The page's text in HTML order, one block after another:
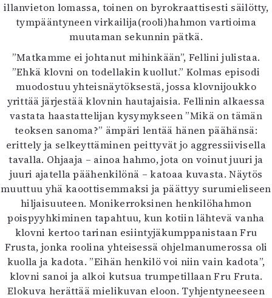
illanvieton lomassa, toinen on byrokraattisesti säilötty,
tympääntyneen virkailija(rooli)hahmon vartioima
muutaman sekunnin pätkä.
”Matkamme ei johtanut mihinkään”, Fellini julistaa.
”Ehkä klovni on todellakin kuollut.” Kolmas episodi
muodostuu yhteisnäytöksestä, jossa klovnijoukko
yrittää järjestää klovnin hautajaisia. Fellinin alkaessa
vastata haastattelijan kysymykseen ”Mikä on tämän
teoksen sanoma?” ämpäri lentää hänen päähänsä:
erittely ja selkeyttäminen peittyvät jo aggressiivisella
tavalla. Ohjaaja – ainoa hahmo, jota on voinut juuri ja
juuri ajatella päähenkilönä – katoaa kuvasta. Näytös
muuttuu yhä kaoottisemmaksi ja päättyy surumieliseen
hiljaisuuteen. Monikerroksinen henkilöhahmon
poispyyhkiminen tapahtuu, kun kotiin lähtevä vanha
klovni kertoo tarinan esiintyjäkumppanistaan Fru
Frusta, jonka roolina yhteisessä ohjelmanumerossa oli
kuolla ja kadota. ”Eihän henkilö voi niin vain kadota”,
klovni sanoi ja alkoi kutsua trumpetillaan Fru Fruta.
Elokuva herättää mielikuvan eloon. Tyhjentyneeseen